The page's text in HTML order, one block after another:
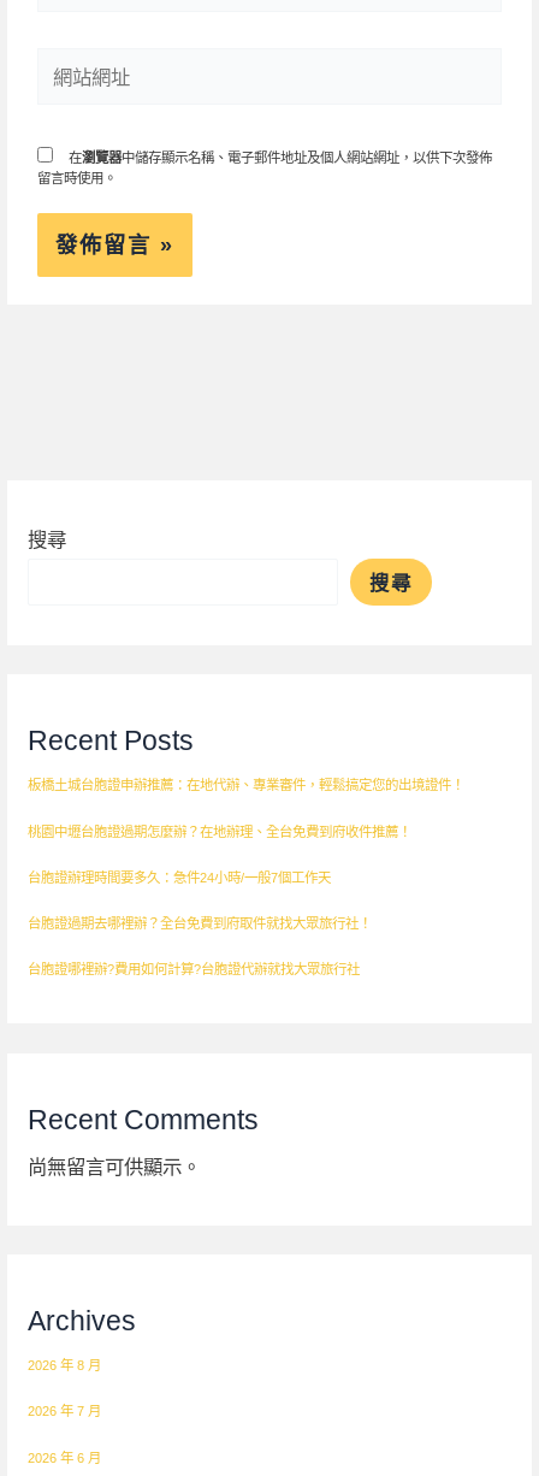
在瀏覽器中儲存顯示名稱、電子郵件地址及個人網站網址，以供下次發佈
留言時使用。
搜尋
搜尋
Recent Posts
板橋土城台胞證申辦推薦：在地代辦、專業審件，輕鬆搞定您的出境證件！
桃園中壢台胞證過期怎麼辦？在地辦理、全台免費到府收件推薦！
台胞證辦理時間要多久：急件24小時/一般7個工作天
台胞證過期去哪裡辦？全台免費到府取件就找大眾旅行社！
台胞證哪裡辦?費用如何計算?台胞證代辦就找大眾旅行社
Recent Comments
尚無留言可供顯示。
Archives
2026 年 8 月
2026 年 7 月
2026 年 6 月